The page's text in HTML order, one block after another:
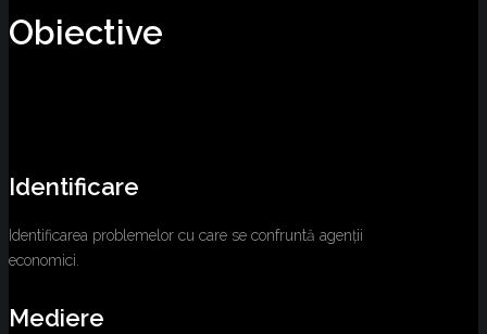
Obiective
Identificare
Identificarea problemelor cu care se confruntă agenții
economici.
Mediere